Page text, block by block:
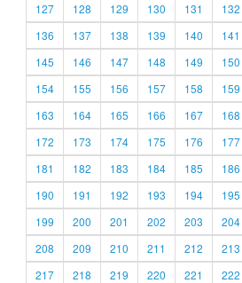
127
128 129 130 131 132
136
137 138 139 140 141
145
146 147 148 149 150
154
155 156 157 158 159
163
164 165 166 167 168
172
173 174 175 176 177
181
182 183 184 185 186
190
191 192 193 194 195
199
200 201 202 203 204
208
209 210 211 212 213
217
218 219 220 221 222